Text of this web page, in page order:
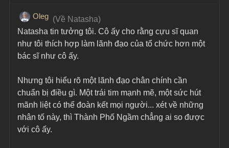
Oleg (Về Natasha)
Natasha tin tưởng tôi. Cô ấy cho rằng cựu sĩ quan
như tôi thích hợp làm lãnh đạo của tổ chức hơn một
bác sĩ như cô ấy.
Nhưng tôi hiểu rõ một lãnh đạo chân chính cần
chuẩn bị điều gì. Một trái tim mạnh mẽ, một sức hút
mãnh liệt có thể đoàn kết mọi người... xét về những
nhân tố này, thì Thành Phố Ngầm chẳng ai so được
với cô ấy.